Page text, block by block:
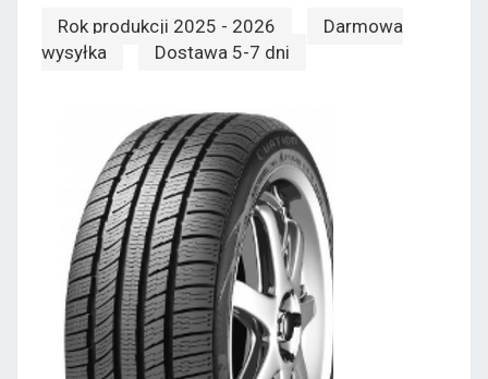
Rok produkcji 2025 - 2026
Darmowa
wysyłka
Dostawa 5-7 dni